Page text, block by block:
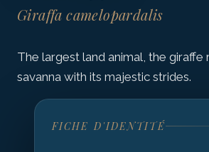
Giraffa camelopardalis
The largest land animal, the giraffe
savanna with its majestic strides.
FICHE D'IDENTITÉ